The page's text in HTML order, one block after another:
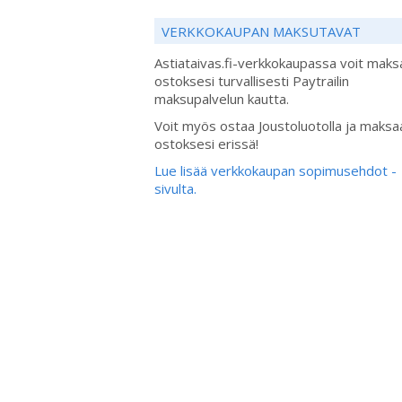
VERKKOKAUPAN MAKSUTAVAT
Astiataivas.fi-verkkokaupassa voit
ostoksesi turvallisesti Paytrailin
maksupalvelun kautta.
Voit myös ostaa Joustoluotolla ja
ostoksesi erissä!
Lue lisää verkkokaupan sopimusehdot -
sivulta.